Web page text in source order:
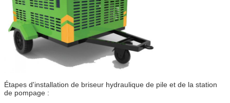
Étapes d'installation de briseur hydraulique de pile et de la station
de pompage :